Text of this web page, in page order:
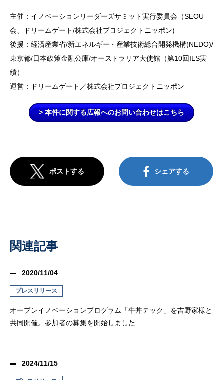
主催：イノベーションリーダーズサミット実行委員会（SEOU
会、ドリームゲート/株式会社プロジェクトニッポン)
後援：経済産業省/新エネルギー・産業技術総合開発機構(NEDO)/
東京都/日本政策金融公庫/オーストラリア大使館（第10回ILS実
績）
運営：ドリームゲート／株式会社プロジェクトニッポン
> 本件に関する広報へのお問い合わせはこちら
ポストする シェアする
関連記事
2020/11/04
プレスリリース
オープンイノベーションプログラム「牛丼テック」を吉野家様と
共同開催。参加者の募集を開始しました
2024/11/15